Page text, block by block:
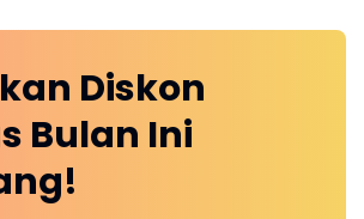
Diskon
Bulan Ini